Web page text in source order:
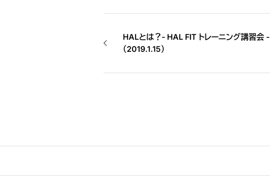
HALとは？- HAL FIT トレーニング講習会 -
（2019.1.15）